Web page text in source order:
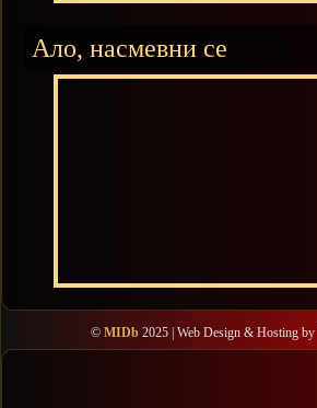
Ало, насмевни се
© MIDb2025 | Web Design & Hosting by